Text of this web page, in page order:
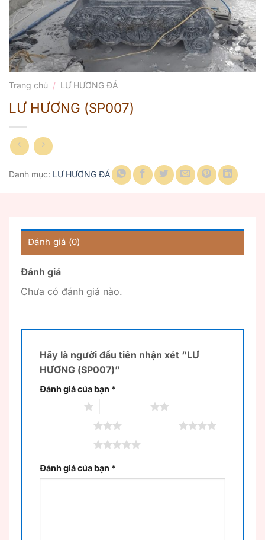
Trang chủ / LƯ HƯƠNG ĐÁ
LƯ HƯƠNG (SP007)
Danh mục: LƯ HƯƠNG ĐÁ
Đánh giá (0)
Đánh giá
Chưa có đánh giá nào.
Hãy là người đầu tiên nhận xét “LƯ
HƯƠNG (SP007)”
Đánh giá của bạn *
Đánh giá của bạn *